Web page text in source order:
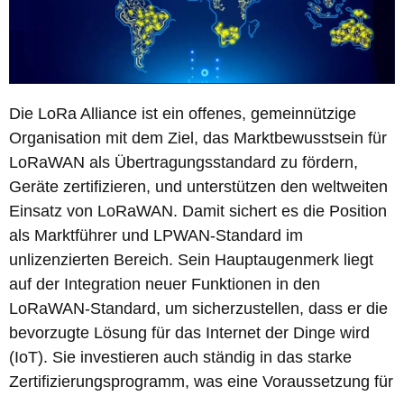
Die LoRa Alliance ist ein offenes, gemeinnützige
Organisation mit dem Ziel, das Marktbewusstsein für
LoRaWAN als Übertragungsstandard zu fördern,
Geräte zertifizieren, und unterstützen den weltweiten
Einsatz von LoRaWAN. Damit sichert es die Position
als Marktführer und LPWAN-Standard im
unlizenzierten Bereich. Sein Hauptaugenmerk liegt
auf der Integration neuer Funktionen in den
LoRaWAN-Standard, um sicherzustellen, dass er die
bevorzugte Lösung für das Internet der Dinge wird
(IoT). Sie investieren auch ständig in das starke
Zertifizierungsprogramm, was eine Voraussetzung für